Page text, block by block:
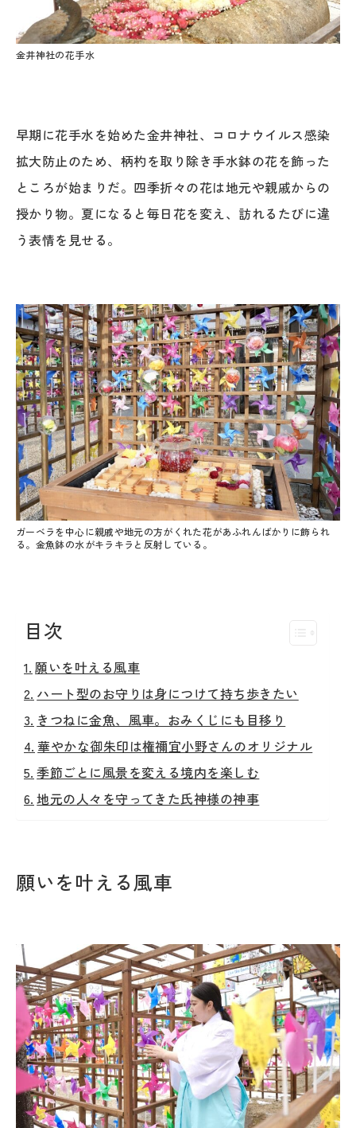
金井神社の花手水
早期に花手水を始めた金井神社、コロナウイルス感染
拡大防止のため、柄杓を取り除き手水鉢の花を飾った
ところが始まりだ。四季折々の花は地元や親戚からの
授かり物。夏になると毎日花を変え、訪れるたびに違
う表情を見せる。
ガーベラを中心に親戚や地元の方がくれた花があふれんばかりに飾られ
る。金魚鉢の水がキラキラと反射している。
目次
願いを叶える風車
ハート型のお守りは身につけて持ち歩きたい
きつねに金魚、風車。おみくじにも目移り
華やかな御朱印は権禰宜小野さんのオリジナル
季節ごとに風景を変える境内を楽しむ
地元の人々を守ってきた氏神様の神事
願いを叶える風車